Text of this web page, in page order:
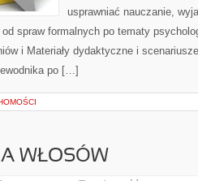
usprawniać nauczanie,
spraw formalnych po tematy
i Materiały dydaktyczne i
po […]
WŁOSÓW